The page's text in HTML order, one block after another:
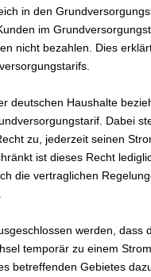
in den
im
nicht bezahlen. Dies
deutschen Haushalte
Dabei
zu, jederzeit seinen
ist dieses Recht
die vertraglichen
werden, dass
temporär zu einem
betreffenden Gebietes